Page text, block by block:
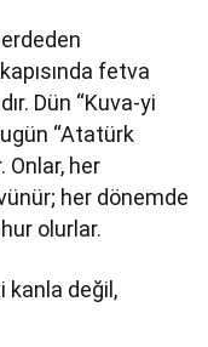
fetva
Dün “Kuva-yi
“Atatürk
Onlar, her
her dönemde
olurlar.
kanla değil,